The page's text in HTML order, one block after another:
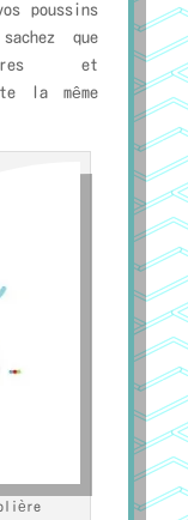
poussins
que
et
la même